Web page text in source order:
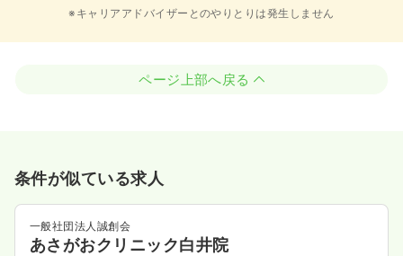
※キャリアアドバイザーとのやりとりは発生しません
ページ上部へ戻る
条件が似ている求人
一般社団法人誠創会
あさがおクリニック白井院